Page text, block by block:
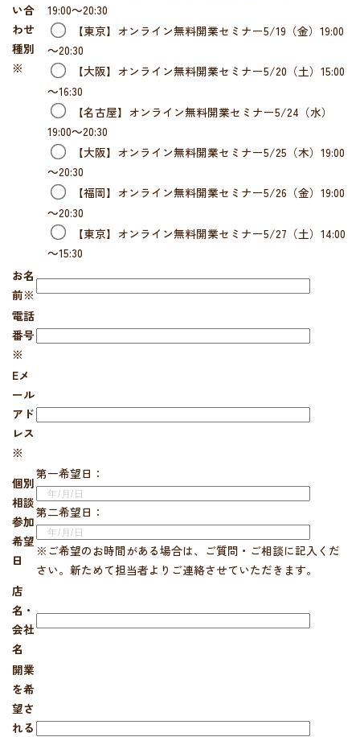
い合
わせ
種別
※
19:00～20:30
【東京】オンライン無料開業セミナー5/19（金）19:00
～20:30
【大阪】オンライン無料開業セミナー5/20（土）15:00
～16:30
【名古屋】オンライン無料開業セミナー5/24（水）
19:00～20:30
【大阪】オンライン無料開業セミナー5/25（木）19:00
～20:30
【福岡】オンライン無料開業セミナー5/26（金）19:00
～20:30
【東京】オンライン無料開業セミナー5/27（土）14:00
～15:30
お名
前※
電話
番号
※
Eメ
ール
アド
レス
※
個別
相談
参加
希望
日
第一希望日：
第二希望日：
※ご希望のお時間がある場合は、ご質問・ご相談に記入くだ
さい。新ためて担当者よりご連絡させていただきます。
店
名・
会社
名
開業
を希
望さ
れる